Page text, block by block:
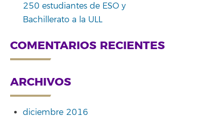
250 estudiantes de ESO y
Bachillerato a la ULL
COMENTARIOS RECIENTES
ARCHIVOS
diciembre 2016